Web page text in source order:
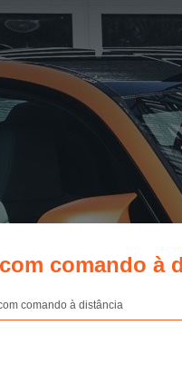
comando à
comando à distância